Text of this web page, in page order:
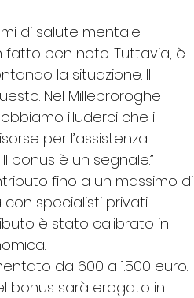
di salute mentale
ben noto. Tuttavia, è
la situazione. Il
Nel Milleproroghe
illuderci che il
per l’assistenza
bonus è un segnale.”
fino a un massimo di
specialisti privati
è stato calibrato in
da 600 a 1.500 euro.
bonus sarà erogato in